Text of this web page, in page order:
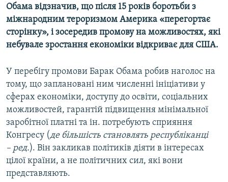
Усі сайти RFE/RL
Обама відзначив, що після 15 років боротьби з
міжнародним тероризмом Америка «перегортає
сторінку», і зосередив промову на можливостях, які
небувале зростання економіки відкриває для США.
У перебігу промови Барак Обама робив наголос на
тому, що заплановані ним численні ініціативи у
сферах економіки, доступу до освіти, соціальних
можливостей, гарантій підвищення мінімальної
заробітної платні та ін. потребують сприяння
Конгресу (де більшість становлять республіканці
–​ ред.). Він закликав політиків діяти в інтересах
цілої країни, а не політичних сил, які вони
представляють.